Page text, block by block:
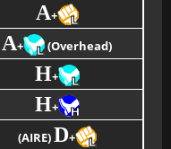
A+
A+
(Overhead)
H+
H+
(AIRE)D+